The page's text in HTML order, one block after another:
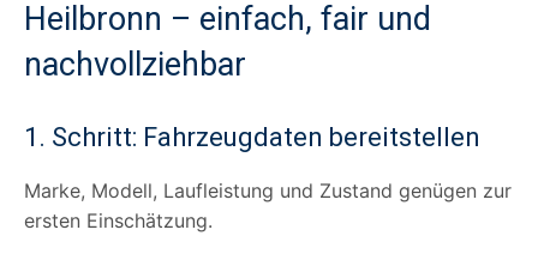
Heilbronn – einfach, fair und
nachvollziehbar
1. Schritt: Fahrzeugdaten bereitstellen
Marke, Modell, Laufleistung und Zustand genügen zur
ersten Einschätzung.